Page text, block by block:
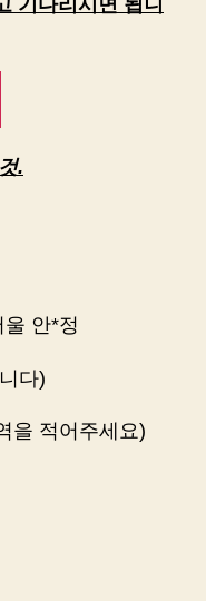
.
안*정
다)
을 적어주세요)